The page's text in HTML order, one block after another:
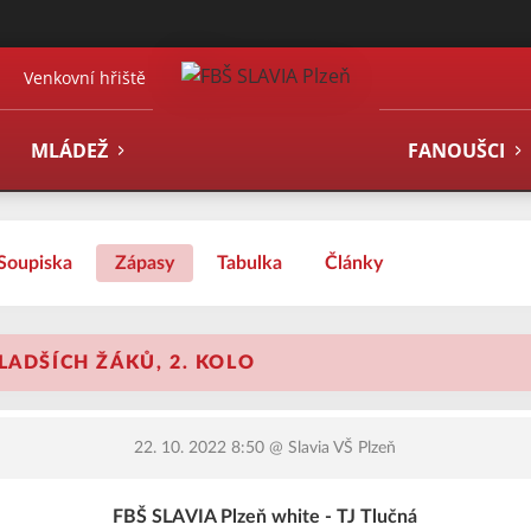
Venkovní hřiště
MLÁDEŽ FANOUŠCI
Zápasy Tabulka Články
ŽÁKŮ, 2. KOLO
22. 10. 2022 8:50 @ Slavia VŠ Plzeň
FBŠ SLAVIA Plzeň white - TJ Tlučná